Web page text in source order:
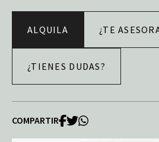
ALQUILA ¿TE
¿TIENES DUDAS?
COMPARTIR